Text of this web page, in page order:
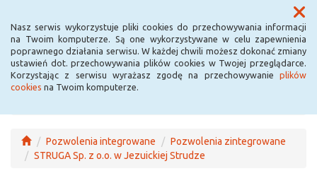
Nasz serwis wykorzystuje pliki cookies do przechowywania informacji
na Twoim komputerze. Są one wykorzystywane w celu zapewnienia
poprawnego działania serwisu. W każdej chwili możesz dokonać zmiany
ustawień dot. przechowywania plików cookies w Twojej przeglądarce.
Korzystając z serwisu wyrażasz zgodę na przechowywanie plików
cookies na Twoim komputerze.
Menu
Pozwolenia integrowane
Pozwolenia zintegrowane
STRUGA Sp. z o.o. w Jezuickiej Strudze